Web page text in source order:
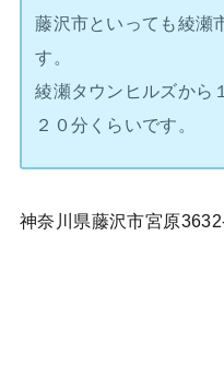
藤沢市といっても綾瀬
す。
綾瀬タウンヒルズから
２０分くらいです。
神奈川県藤沢市宮原